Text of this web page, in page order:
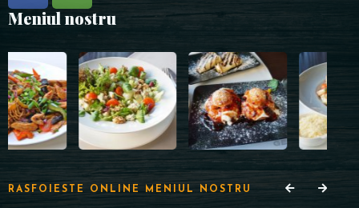
Meniul nostru
RASFOIESTE ONLINE MENIUL NOSTRU